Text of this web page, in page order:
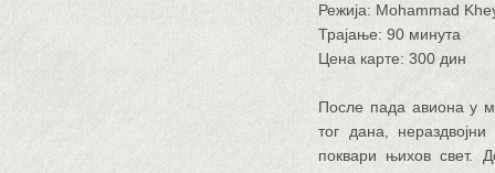
Режија: Mohammad
Трајање: 90 минута
Цена карте: 300 дин
После пада авиона у
тог дана,
поквари њихов свет.